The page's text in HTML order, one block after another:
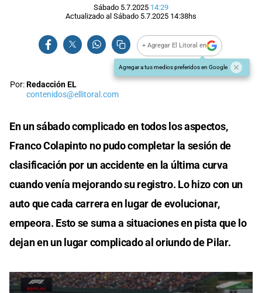
Sábado 5.7.2025 14:29
Actualizado al Sábado 5.7.2025 14:38hs
+ Agregar El Litoral en
Agregar a tus medios preferidos en Google
Por:Redacción EL
contenidos@ellitoral.com
En un sábado complicado en todos los aspectos,
Franco Colapinto no pudo completar la sesión de
clasificación por un accidente en la última curva
cuando venía mejorando su registro. Lo hizo con un
auto que cada carrera en lugar de evolucionar,
empeora. Esto se suma a situaciones en pista que lo
dejan en un lugar complicado al oriundo de Pilar.